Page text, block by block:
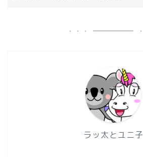
ラッ太とユニ子